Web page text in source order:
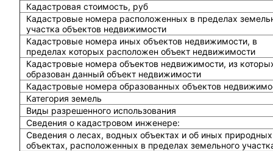
Кадастровая стоимость, руб
Кадастровые номера расположенных в пределах
участка объектов недвижимости
Кадастровые номера иных объектов недвижимости, в
пределах которых расположен объект недвижимости
Кадастровые номера объектов недвижимости, из
образован данный объект недвижимости
Кадастровые номера образованных объектов
Категория земель
Виды разрешенного использования
Сведения о кадастровом инженере:
Cведения о лесах, водных объектах и об иных природных
объектах, расположенных в пределах земельного